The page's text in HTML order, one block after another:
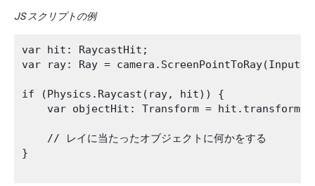
JS スクリプトの例
var hit: RaycastHit;
var ray: Ray =
if (Physics.Raycast(ray, hit)) {
    var objectHit: Transform = hit.transform;
    // レイに当たったオブジェクトに何かをする
}